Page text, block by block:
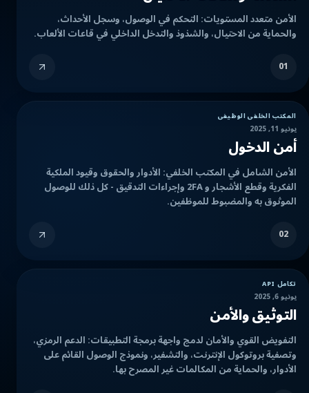
الأمن متعدد المستويات: التحكم في الوصول، وسجل الأحداث،
والحماية من الاحتيال، والشذوذ والتدخل الداخلي في قاعات الألعاب.
01
المكتب الخلفي الوظيفي
يونيو 11, 2025
أمن الدخول
الأمن الشامل في المكتب الخلفي: الأدوار والحقوق وقيود الملكية
الفكرية وقطع الأشجار و 2FA وإجراءات التدقيق - كل ذلك للوصول
الموثوق به والمضبوط للموظفين.
02
تكامل API
يونيو 6, 2025
التوثيق والأمن
التفويض القوي والأمان لدمج واجهة برمجة التطبيقات: الدعم الرمزي،
وتصفية بروتوكول الإنترنت، والتشفير، ونموذج الوصول القائم على
الأدوار، والحماية من المكالمات غير المصرح بها.